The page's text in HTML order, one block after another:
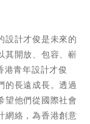
設計才俊是未來的
其開放、包容、嶄
港青年設計才俊
的長遠成長。透過
望他們從國際社會
網絡，為香港創意